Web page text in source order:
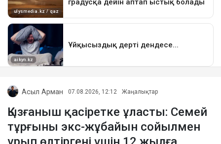
Асыл Арман 07.08.2026, 12:12 Жаңалықтар
Қызғаныш қасіретке ұласты: Семей
тұрғыны экс-жұбайын сойылмен